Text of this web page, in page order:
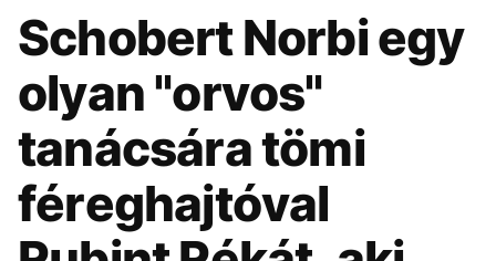
ZENE
KULTÚRA
FILM + SOROZAT
SPORT
KÖZÉLET
FIDESZ
ARIANA GRANDE
TIKTOK
MADONNA
Schobert Norbi egy
olyan "orvos"
tanácsára tömi
féreghajtóval